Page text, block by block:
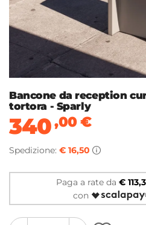
Bancone da reception
tortora - Sparly
340,00€
Spedizione: € 16,50
Paga a rate da €
con